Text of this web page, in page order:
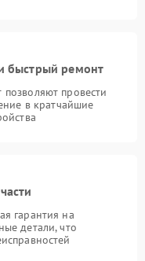
быстрый ремонт
провести
в кратчайшие
гарантия на
детали, что